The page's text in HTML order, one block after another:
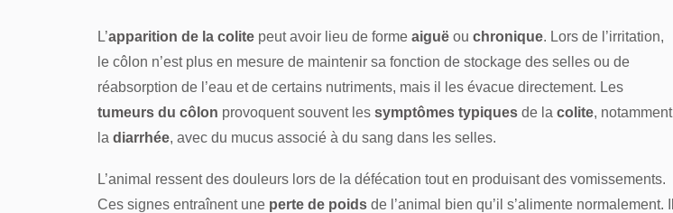
L’apparition de la colite peut avoir lieu de forme aiguë ou chronique. Lors de l’irritation,
le côlon n’est plus en mesure de maintenir sa fonction de stockage des selles ou de
réabsorption de l’eau et de certains nutriments, mais il les évacue directement. Les
tumeurs du côlon provoquent souvent les symptômes typiques de la colite, notamment
la diarrhée, avec du mucus associé à du sang dans les selles.
L’animal ressent des douleurs lors de la défécation tout en produisant des vomissements.
Ces signes entraînent une perte de poids de l’animal bien qu’il s’alimente normalement. Il